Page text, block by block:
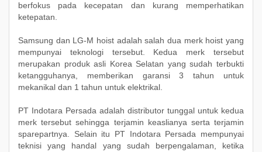
berfokus pada kecepatan dan kurang memperhatikan
ketepatan.
Samsung dan LG-M hoist adalah salah dua merk hoist yang
mempunyai teknologi tersebut. Kedua merk tersebut
merupakan produk asli Korea Selatan yang sudah terbukti
ketangguhanya, memberikan garansi 3 tahun untuk
mekanikal dan 1 tahun untuk elektrikal.
PT Indotara Persada adalah distributor tunggal untuk kedua
merk tersebut sehingga terjamin keaslianya serta terjamin
sparepartnya. Selain itu PT Indotara Persada mempunyai
teknisi yang handal yang sudah berpengalaman, ketika